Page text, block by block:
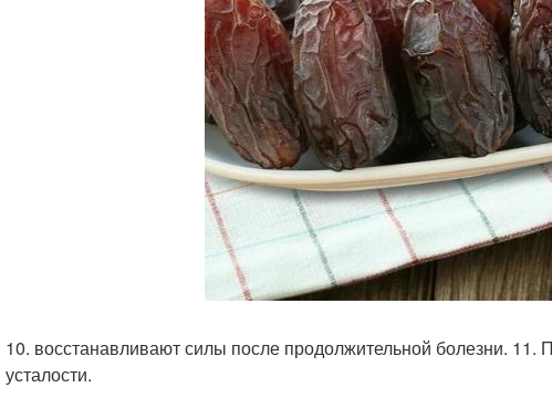
10. восстанавливают силы после продолжительной болезни.
усталости.